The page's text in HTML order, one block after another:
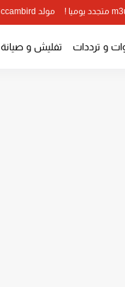
مولد Cccambird
و ترددات تفليش و صيانة